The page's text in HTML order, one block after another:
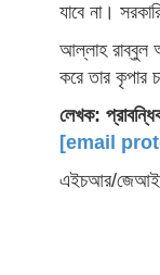
যাবে না।
আল্লাহ রাব্বুল
করে তার কৃপার
লেখক:
[email
এইচআর/